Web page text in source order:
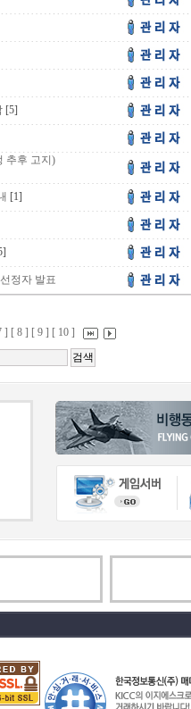
[5]
추후 고지)
[1]
정자 발표
] [ 8 ] [ 9 ] [ 10 ]